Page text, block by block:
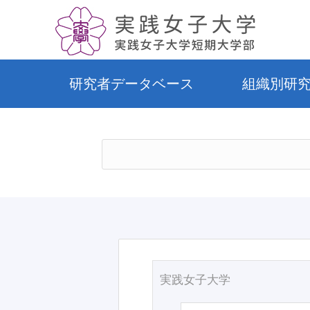
研究者データベース 組織別研
実践女子大学